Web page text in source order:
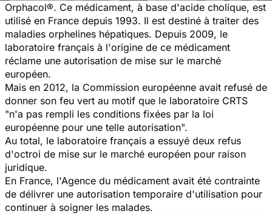
Orphacol®. Ce médicament, à base d'acide cholique, est
utilisé en France depuis 1993. Il est destiné à traiter des
maladies orphelines hépatiques. Depuis 2009, le
laboratoire français à l'origine de ce médicament
réclame une autorisation de mise sur le marché
européen.
Mais en 2012, la Commission européenne avait refusé de
donner son feu vert au motif que le laboratoire CRTS
"n'a pas rempli les conditions fixées par la loi
européenne pour une telle autorisation".
Au total, le laboratoire français a essuyé deux refus
d'octroi de mise sur le marché européen pour raison
juridique.
En France, l'Agence du médicament avait été contrainte
de délivrer une autorisation temporaire d'utilisation pour
continuer à soigner les malades.